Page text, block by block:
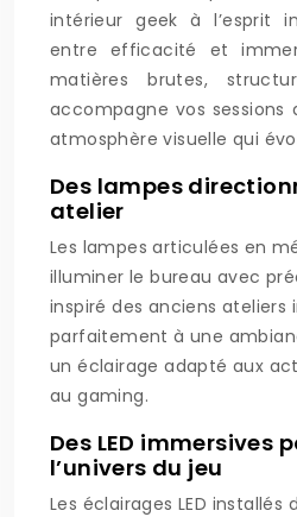
intérieur geek à l’esprit
entre efficacité et
matières brutes,
accompagne vos
atmosphère visuelle qui
Des lampes
atelier
Les lampes articulées en
illuminer le bureau avec
inspiré des anciens ateliers
parfaitement à une
un éclairage adapté aux
au gaming.
Des LED immersives
l’univers du jeu
Les éclairages LED installés